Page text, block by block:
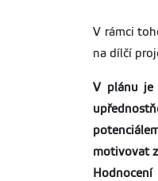
V rámci
na dílčí
V plánu je
motivovat